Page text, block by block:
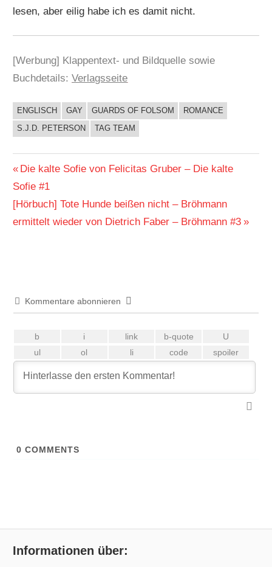
lesen, aber eilig habe ich es damit nicht.
[Werbung] Klappentext- und Bildquelle sowie
Buchdetails:Verlagsseite
BUCHIGES
ENGLISCH GAY GUARDS OF FOLSOM
ROMANCE
S.J.D. PETERSON
TAG TEAM
Beitragsnavigation
Vorheriger
Beitrag:
Die kalte Sofie von Felicitas Gruber – Die kalte
Sofie #1
Nächster
Beitrag:
[Hörbuch] Tote Hunde beißen nicht – Bröhmann
ermittelt wieder von Dietrich Faber – Bröhmann #3
Kommentare abonnieren
0 COMMENTS
Informationen über: